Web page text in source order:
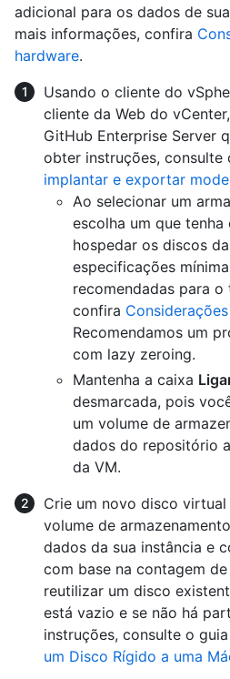
adicional para os dados de
mais informações, confira
hardware.
Usando o cliente do
cliente da Web do
GitHub Enterprise Server
obter instruções, consulte
implantar e exportar
Ao selecionar um
escolha um que
hospedar os discos
especificações
recomendadas para o
confira
Recomendamos um
com lazy zeroing.
Mantenha a caixa
desmarcada, pois
um volume de
dados do repositório
da VM.
Crie um novo disco
volume de
dados da sua instância e
com base na contagem
reutilizar um disco
está vazio e se não há
instruções, consulte o
um Disco Rígido a uma